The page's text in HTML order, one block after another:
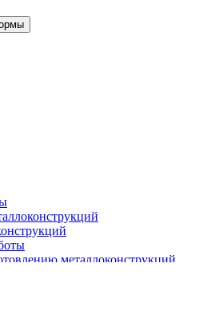
металлоконструкций
свай